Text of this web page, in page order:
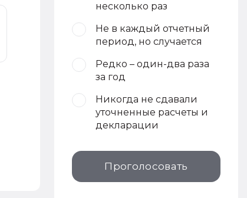
несколько раз
Не в каждый отчетный
период, но случается
Редко – один-два раза
за год
Никогда не сдавали
уточненные расчеты и
декларации
Проголосовать